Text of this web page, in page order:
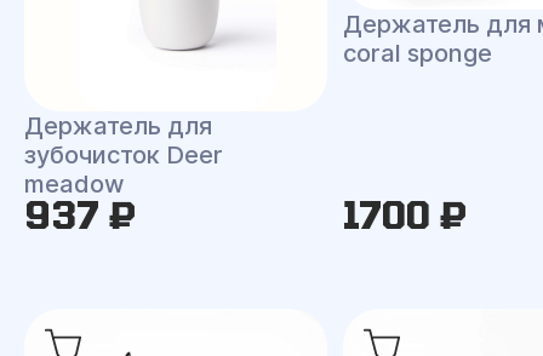
Держатель для
зубочисток Deer
meadow
937 ₽
Держатель для
coral sponge
1700 ₽